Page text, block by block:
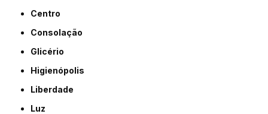
Centro
Consolação
Glicério
Higienópolis
Liberdade
Luz